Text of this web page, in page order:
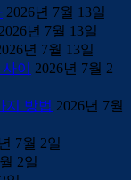
2026년 7월 13일
2026년 7월 13일
년 7월 13일
이
2026년 7월 2
지 방법 2026년 7월
7월 2일
2일